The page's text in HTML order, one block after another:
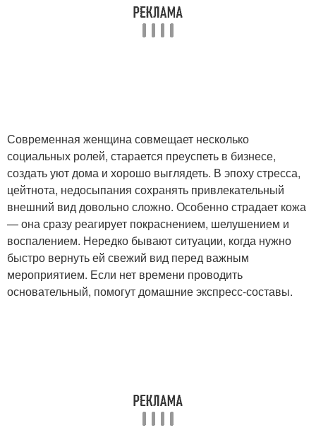
Современная женщина совмещает несколько
социальных ролей, старается преуспеть в бизнесе,
создать уют дома и хорошо выглядеть. В эпоху стресса,
цейтнота, недосыпания сохранять привлекательный
внешний вид довольно сложно. Особенно страдает кожа
— она сразу реагирует покраснением, шелушением и
воспалением. Нередко бывают ситуации, когда нужно
быстро вернуть ей свежий вид перед важным
мероприятием. Если нет времени проводить
основательный, помогут домашние экспресс-составы.